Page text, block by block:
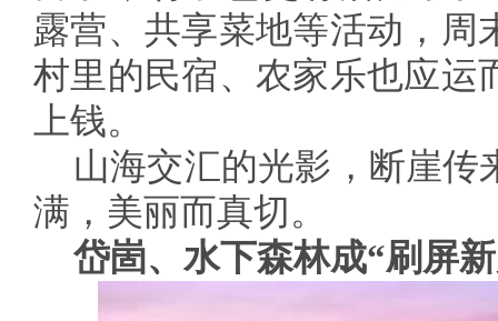
露营、共享菜地等活动，周
村里的民宿、农家乐也应运
上钱。
山海交汇的光影，断崖传
满，美丽而真切。
岱崮、水下森林成“刷屏